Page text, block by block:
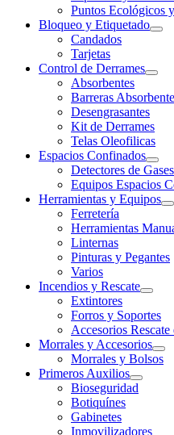
Puntos Ecológicos
Bloqueo y Etiquetado
Candados
Tarjetas
Control de Derrames
Absorbentes
Barreras
Desengrasantes
Kit de Derrames
Telas Oleofilicas
Espacios Confinados
Detectores de Gases
Equipos Espacios
Herramientas y Equipos
Ferretería
Herramientas
Linternas
Pinturas y Pegantes
Varios
Incendios y Rescate
Extintores
Forros y Soportes
Accesorios
Morrales y Accesorios
Morrales y Bolsos
Primeros Auxilios
Bioseguridad
Botiquínes
Gabinetes
Inmovilizadores